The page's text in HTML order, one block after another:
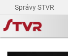
Správy STVR